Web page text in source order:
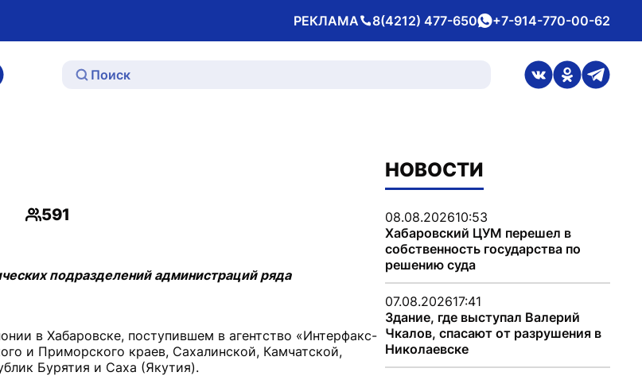
РЕКЛАМА
Телефон 8(4212) 477-650whatsApp
+7-914-770-00-62
ссылка на
ссылка на
Просмотры
591
подразделений администраций ряда
в Хабаровске, поступившем в агентство «Интерфакс-
и Приморского краев, Сахалинской, Камчатской,
Бурятия и Саха (Якутия).
НОВОСТИ
08.08.202610:53
Хабаровский ЦУМ перешел в
собственность государства по
решению суда
07.08.202617:41
Здание, где выступал Валерий
Чкалов, спасают от разрушения в
Николаевске